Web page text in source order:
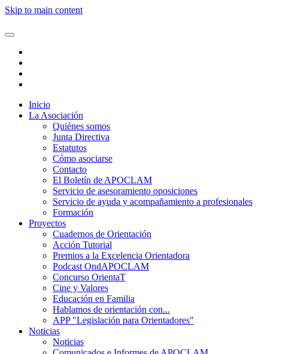
Skip to main content
Inicio
La Asociación
Quiénes somos
Junta Directiva
Estatutos
Cómo asociarse
Contacto
El Boletín de APOCLAM
Servicio de asesoramiento oposiciones
Servicio de ayuda y acompañamiento a profesionales
Formación
Proyectos
Cuadernos de Orientación
Acción Tutorial
Premios a la Excelencia Orientadora
Podcast OndAPOCLAM
Concurso OrientaT
Cine y Valores
Educación en Familia
Hablamos de orientación con...
APP "Legislación para Orientadores"
Noticias
Noticias